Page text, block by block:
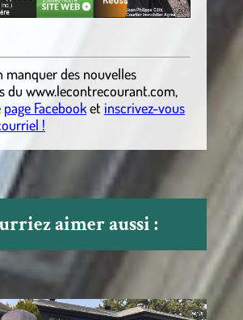
manquer des nouvelles
du www.lecontrecourant.com,
page Facebooket inscrivez-vous
!
aimer aussi :